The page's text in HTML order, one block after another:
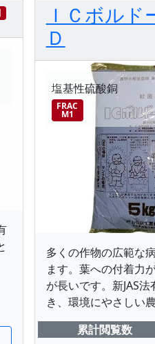
ＩＣボルド
Ｄ
塩基性硫酸銅
FRAC
M1
多くの作物の広範な
ます。葉への付着力
が長いです。新JAS
き、環境にやさしい農
累計閲覧数